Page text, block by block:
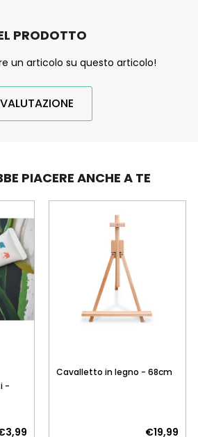
PRODOTTO
un articolo su questo articolo!
PIACERE ANCHE A TE
-
Cavalletto in legno - 68cm
€19,99